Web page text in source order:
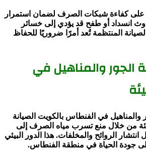
على كفاءة شبكات الصرف لضمان استمرار
انسداد أو طفح قد يؤدي إلى خسائر
المنتظمة تُعد أمرًا ضروريًا للحفاظ
الجور والمناهيل في
في الفنطاس بالكويت الصيانة
من خلال منع تسرب مياه الصرف إلى
انتشار الروائح والمخلفات. هذا الدور البيئي
جودة الحياة في منطقة الفنطاس.